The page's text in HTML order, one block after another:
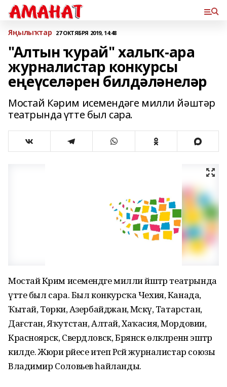
Яңылыҡтар 27 ОКТЯБРЯ 2019, 14:48
"Алтын ҡурай" халыҡ-ара
журналистар конкурсы
еңеүселәрен билдәләнеләр
Мостай Кәрим исемендәге милли йәштәр
театрында үтте был сара.
Мостай Кәрим исемендәге милли йәштәр театрында
үтте был сара. Был конкурсҡа Чехия, Канада,
Ҡытай, Төркиә, Азербайджан, Мәскәү, Татарстан,
Дағстан, Яҡутстан, Алтай, Хаҡасия, Мордовии,
Красноярск, Свердловск, Брянск өлкәләренән эштәр
килде. Жюри рәйесе итеп Рәсәй журналистар союзы
Владимир Соловьев һайланды.